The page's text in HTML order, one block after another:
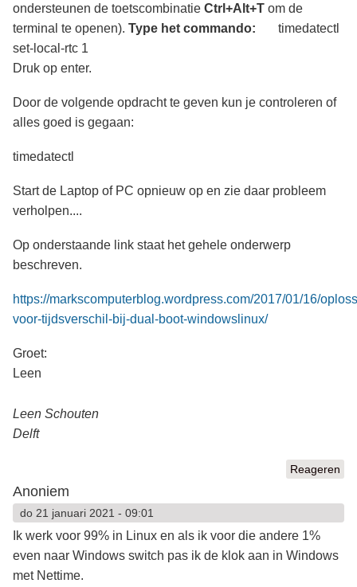
ondersteunen de toetscombinatie Ctrl+Alt+Tom de
terminal te openen). Type het commando: timedatectl
set-local-rtc 1
Druk op enter.
Door de volgende opdracht te geven kun je controleren of
alles goed is gegaan:
timedatectl
Start de Laptop of PC opnieuw op en zie daar probleem
verholpen....
Op onderstaande link staat het gehele onderwerp
beschreven.
https://markscomputerblog.wordpress.com/2017/01/16/
voor-tijdsverschil-bij-dual-boot-windowslinux/
Groet:
Leen
Leen Schouten
Delft
Reageren
Anoniem
do 21 januari 2021 - 09:01
Ik werk voor 99% in Linux en als ik voor die andere 1%
even naar Windows switch pas ik de klok aan in Windows
met Nettime.